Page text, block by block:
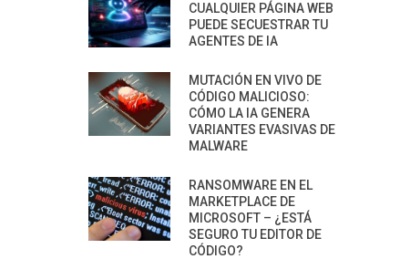
CUALQUIER PÁGINA WEB
PUEDE SECUESTRAR TU
AGENTES DE IA
MUTACIÓN EN VIVO DE
CÓDIGO MALICIOSO:
CÓMO LA IA GENERA
VARIANTES EVASIVAS DE
MALWARE
RANSOMWARE EN EL
MARKETPLACE DE
MICROSOFT – ¿ESTÁ
SEGURO TU EDITOR DE
CÓDIGO?